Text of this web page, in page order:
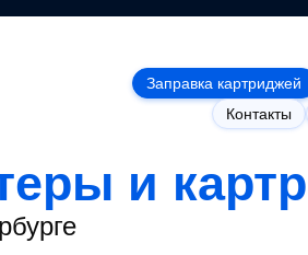
Заправка картриджей
Контакты
и